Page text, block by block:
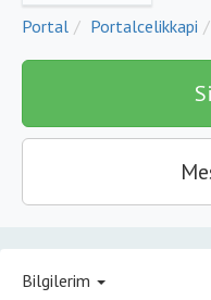
Portal Portalcelikkapi
Bilgilerim